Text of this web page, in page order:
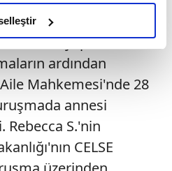
reklam deneyimi sunmak
sunabilmek adına
ve bu noktada,
noktasında tek gelir
hatırlatmak isteriz.
bu çerezlere izin vermedikleri
reklamlar
Nazar S.'nin
yapılan
ardından
Mahkemesi'nde 28
annesi
Rebecca S.'nin
CELSE